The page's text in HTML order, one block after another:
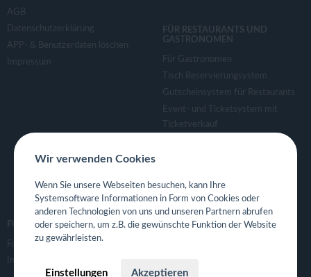
AGB
Datenschutzerklärung
APP- & Benutzerdaten löschen
Impressum
FÜR RESTAURANTS UND
GASTRONOMEN
Für Gastronomen
Tisch Reservierungsystem
Gutscheinsystem für Restaurants
Event- und Ticketsystem mit
Ticketverkauf
Eigene App für Restaurant
FOLGE UNS
Facebook
Instagram
Wir verwenden Cookies
Wenn Sie unsere Webseiten besuchen, kann Ihre
Systemsoftware Informationen in Form von Cookies oder
anderen Technologien von uns und unseren Partnern abrufen
oder speichern, um z.B. die gewünschte Funktion der Website
zu gewährleisten.
Einstellungen Akzeptieren